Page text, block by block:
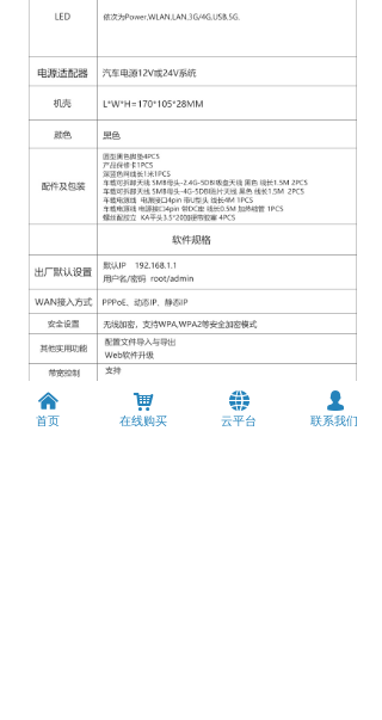
낀
首页
낙
在线购买
뀁
云平台
넙
联系我们